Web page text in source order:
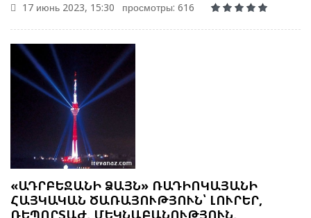
17 июнь 2023, 15:30
просмотры: 616
«ԱԴՐԲԵՋԱՆԻ ՁԱՅՆ» ՌԱԴԻՈԿԱՅԱՆԻ
ՀԱՅԿԱԿԱՆ ԾԱՌԱՅՈՒԹՅՈՒՆ՝ ԼՈՒՐԵՐ,
ՌԵՊՈՐՏԱԺ, ՄԵԿՆԱԲԱՆՈՒԹՅՈՒՆ,